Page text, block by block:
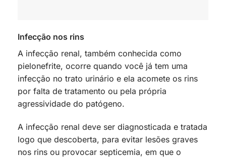
Infecção nos rins
A infecção renal, também conhecida como
pielonefrite, ocorre quando você já tem uma
infecção no trato urinário e ela acomete os rins
por falta de tratamento ou pela própria
agressividade do patógeno.
A infecção renal deve ser diagnosticada e tratada
logo que descoberta, para evitar lesões graves
nos rins ou provocar septicemia, em que o